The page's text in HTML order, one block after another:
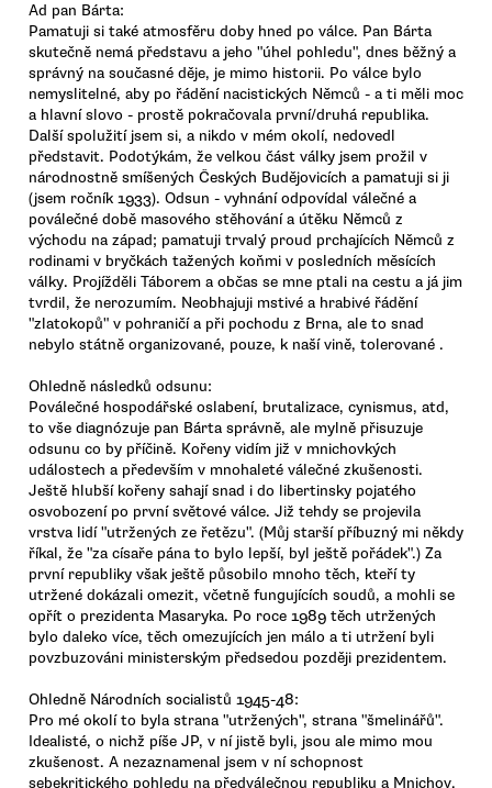
Ad pan Bárta:
Pamatuji si také atmosfěru doby hned po válce. Pan Bárta
skutečně nemá představu a jeho "úhel pohledu", dnes běžný a
správný na současné děje, je mimo historii. Po válce bylo
nemyslitelné, aby po řádění nacistických Němců - a ti měli moc
a hlavní slovo - prostě pokračovala první/druhá republika.
Další spolužití jsem si, a nikdo v mém okolí, nedovedl
představit. Podotýkám, že velkou část války jsem prožil v
národnostně smíšených Českých Budějovicích a pamatuji si ji
(jsem ročník 1933). Odsun - vyhnání odpovídal válečné a
poválečné době masového stěhování a útěku Němců z
východu na západ; pamatuji trvalý proud prchajících Němců z
rodinami v bryčkách tažených koňmi v posledních měsících
války. Projížděli Táborem a občas se mne ptali na cestu a já jim
tvrdil, že nerozumím. Neobhajuji mstivé a hrabivé řádění
"zlatokopů" v pohraničí a při pochodu z Brna, ale to snad
nebylo státně organizované, pouze, k naší vině, tolerované .
Ohledně následků odsunu:
Poválečné hospodářské oslabení, brutalizace, cynismus, atd,
to vše diagnózuje pan Bárta správně, ale mylně přisuzuje
odsunu co by příčině. Kořeny vidím již v mnichovkých
událostech a především v mnohaleté válečné zkušenosti.
Ještě hlubší kořeny sahají snad i do libertinsky pojatého
osvobození po první světové válce. Již tehdy se projevila
vrstva lidí "utržených ze řetězu". (Můj starší příbuzný mi někdy
říkal, že "za císaře pána to bylo lepší, byl ještě pořádek".) Za
první republiky však ještě působilo mnoho těch, kteří ty
utržené dokázali omezit, včetně fungujících soudů, a mohli se
opřít o prezidenta Masaryka. Po roce 1989 těch utržených
bylo daleko více, těch omezujících jen málo a ti utržení byli
povzbuzováni ministerským předsedou později prezidentem.
Ohledně Národních socialistů 1945-48:
Pro mé okolí to byla strana "utržených", strana "šmelinářů".
Idealisté, o nichž píše JP, v ní jistě byli, jsou ale mimo mou
zkušenost. A nezaznamenal jsem v ní schopnost
sebekritického pohledu na předválečnou republiku a Mnichov,